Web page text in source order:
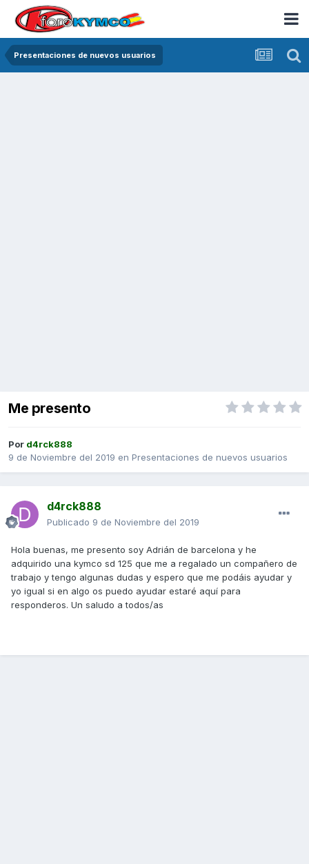
Presentaciones de nuevos usuarios
Me presento
Por d4rck888
9 de Noviembre del 2019 en Presentaciones de nuevos usuarios
d4rck888
Publicado 9 de Noviembre del 2019
Hola buenas, me presento soy Adrián de barcelona y he
adquirido una kymco sd 125 que me a regalado un compañero de
trabajo y tengo algunas dudas y espero que me podáis ayudar y
yo igual si en algo os puedo ayudar estaré aquí para
responderos. Un saludo a todos/as